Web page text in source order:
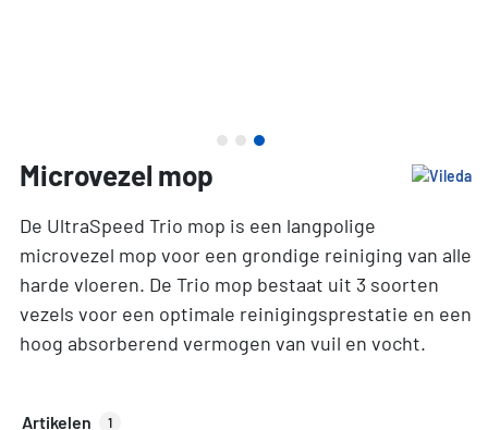
Microvezel mop
De UltraSpeed Trio mop is een langpolige
microvezel mop voor een grondige reiniging van alle
harde vloeren. De Trio mop bestaat uit 3 soorten
vezels voor een optimale reinigingsprestatie en een
hoog absorberend vermogen van vuil en vocht.
Artikelen 1